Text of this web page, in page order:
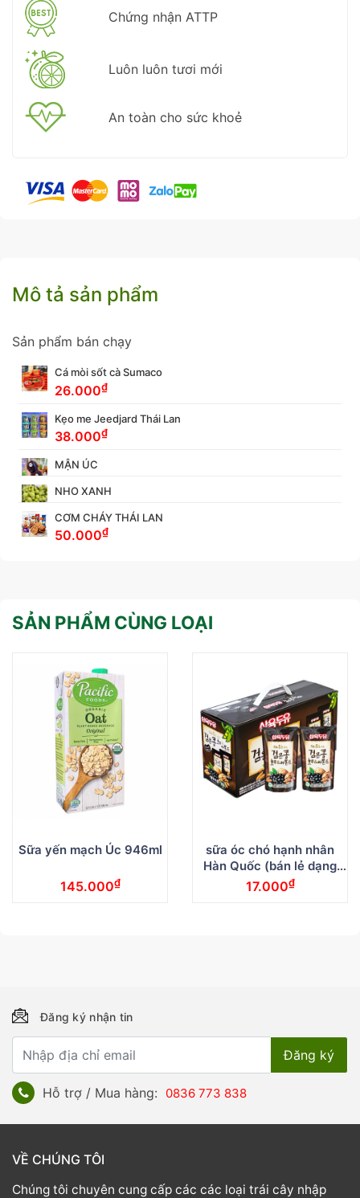
Chứng nhận ATTP
Luôn luôn tươi mới
An toàn cho sức khoẻ
Mô tả sản phẩm
Sản phẩm bán chạy
Cá mòi sốt cà Sumaco
26.000₫
Kẹo me Jeedjard Thái Lan
38.000₫
MẬN ÚC
NHO XANH
CƠM CHÁY THÁI LAN
50.000₫
SẢN PHẨM CÙNG LOẠI
Sữa yến mạch Úc 946ml
145.000₫
sữa óc chó hạnh nhân
Hàn Quốc (bán lẻ dạng
bịch)
17.000₫
Đăng ký nhận tin
Hỗ trợ / Mua hàng: 0836 773 838
VỀ CHÚNG TÔI
Chúng tôi chuyên cung cấp các các loại trái cây nhập